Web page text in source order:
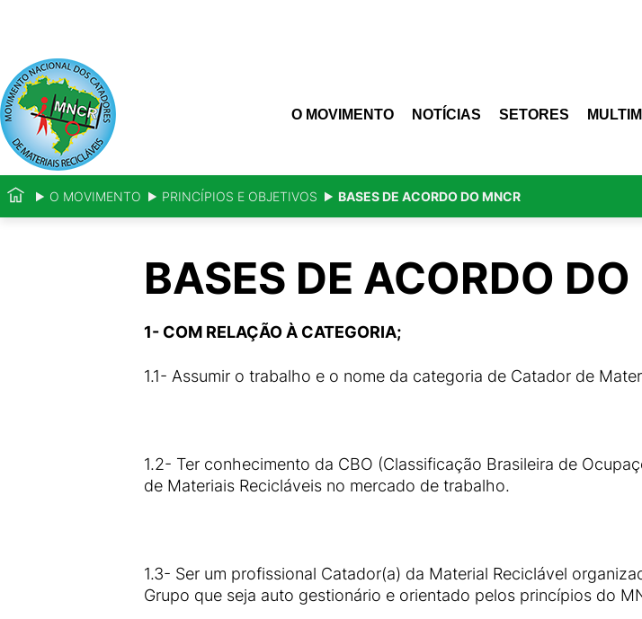
O MOVIMENTO NOTÍCIAS SETORES
O MOVIMENTO PRINCÍPIOS E OBJETIVOS BASES DE ACORDO DO MNCR
BASES DE ACORDO
1- COM RELAÇÃO À CATEGORIA;
1.1- Assumir o trabalho e o nome da categoria de Catador de
1.2- Ter conhecimento da CBO (Classificação Brasileira de
de Materiais Recicláveis no mercado de trabalho.
1.3- Ser um profissional Catador(a) da Material Reciclável
Grupo que seja auto gestionário e orientado pelos princípios do